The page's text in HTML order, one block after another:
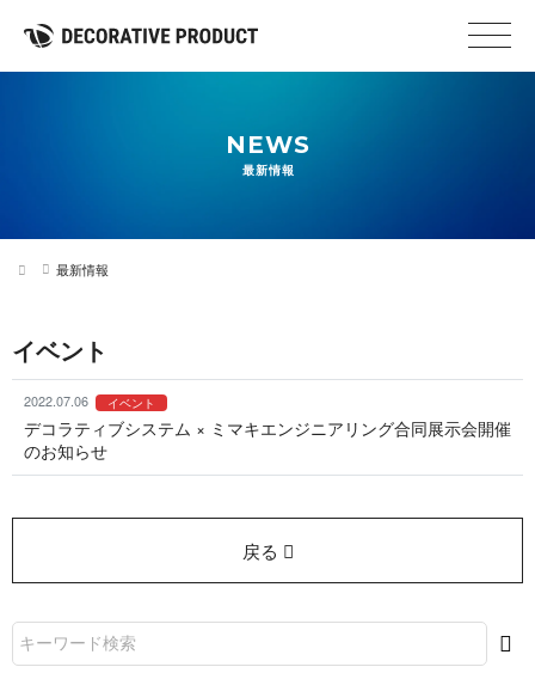
NEWS
最新情報
最新情報
イベント
2022.07.06 イベント
デコラティブシステム × ミマキエンジニアリング合同展示会開催
のお知らせ
戻る